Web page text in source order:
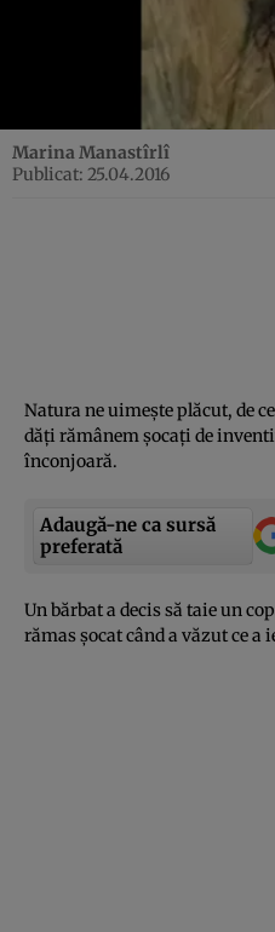
Marina Manastîrlî
Publicat: 25.04.2016
Natura ne uimeşte plăcut, de
dăţi rămânem şocaţi de
înconjoară.
Adaugă-ne ca sursă
preferată
Un bărbat a decis să taie un
rămas şocat când a văzut ce a